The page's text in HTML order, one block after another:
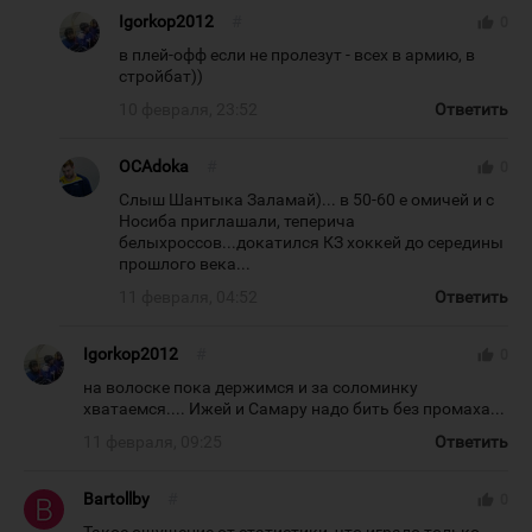
Igorkop2012
в плей-офф если не пролезут - всех в армию, в
стройбат))
Ответить
OCAdoka
Слыш Шантыка Заламай)... в 50-60 е омичей и с
Носиба приглашали, теперича
белыхроссов...докатился КЗ хоккей до середины
прошлого века...
Ответить
Igorkop2012
на волоске пока держимся и за соломинку
хватаемся.... Ижей и Самару надо бить без промаха...
Ответить
Bartollby